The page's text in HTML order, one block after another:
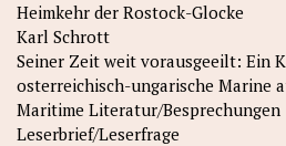
Heimkehr der Rostock-Glocke
Karl Schrott
Seiner Zeit weit vorausgeeilt: Ein
osterreichisch-ungarische Marine
Maritime Literatur/Besprechungen
Leserbrief/Leserfrage